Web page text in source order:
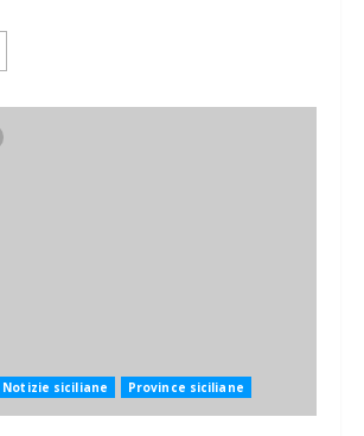
Notizie siciliane Province siciliane